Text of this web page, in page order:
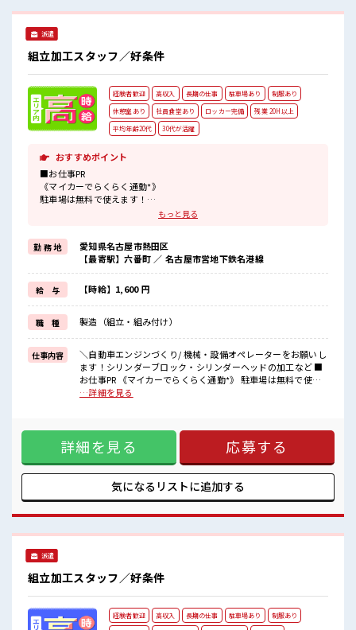
るのでらくちん♪ お昼ご飯に困らないですね♪ #ryo
派遣
組立加工スタッフ／好条件
経験者歓迎 高収入 長期の仕事 駐車場あり
制服あり
休憩室あり
社員食堂あり ロッカー完備
残業 20H以上
平均年齢20代
30代が活躍
おすすめポイント
■お仕事PR
《マイカーでらくらく通勤*》
駐車場は無料で使えます！
車・バイク・自転車・電車通勤OK！
《うれしい土日やすみ*》
前もって予定がたてやすい土日やすみ！
プライベートも充実しそう♪
《経験をいかして働こう*》
ブランクのある方も大歓迎！
ここでさらにスキルUPしちゃいましょう★
《制服無料*》
制服は無料で貸与されます！
仕事用の服を自分で用意する手間も無し！
毎日使うものだからこそ、
無料で利用できるのは嬉しいポイントですね！
■職場の雰囲気
休憩時間にしっかりリフレッシュできます◎
さらに食堂もあります！
コンビニは職場の目の前にあるのでらくちん♪
お昼ご飯に困らないですね♪
もっと見る
勤 務 地
愛知県名古屋市熱田区
【最寄駅】六番町 ／ 名古屋市営地下鉄名港線
給 与 【時給】1,600 円
職 種 製造（組立・組み付け）
仕事内容
＼自動車エンジンづくり/ 機械・設備オペレーターをお願いし
ます！シリンダーブロック・シリンダーヘッドの加工など ■
お仕事PR 《マイカーでらくらく通勤*》 駐車場は無料で使え
ます！ 車・バイク・自転車・電車通勤OK！ ご自身のライフ
トも充実しそう♪ 《経験をいかして働こう*》 ブランクのあ
る方も大歓迎！ ここでさらにスキルUPしちゃいましょう★
《制服無料*》 制服は無料で貸与されます！ 仕事用の服を自
分で用意する手間も無し！ 毎日使うものだからこそ、 無料で
利用できるのは嬉しいポイントですね！ ■職場の雰囲気 20
代・30代の方カツヤク中★ 休憩室・ロッカー完備！ 休憩時間
コンビニは職場の目の前にあるのでらくちん♪ お昼ご飯に困
らないですね♪
…詳細を見る
詳細を見る 応募する
気になるリストに追加する
派遣
組立加工スタッフ／好条件
経験者歓迎 高収入 長期の仕事 駐車場あり
制服あり